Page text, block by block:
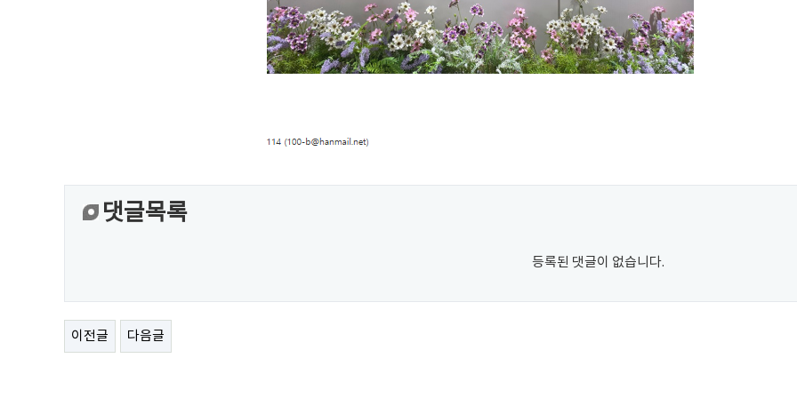
댓글목록
등록된 댓글이 없습니다.
이전글 다음글